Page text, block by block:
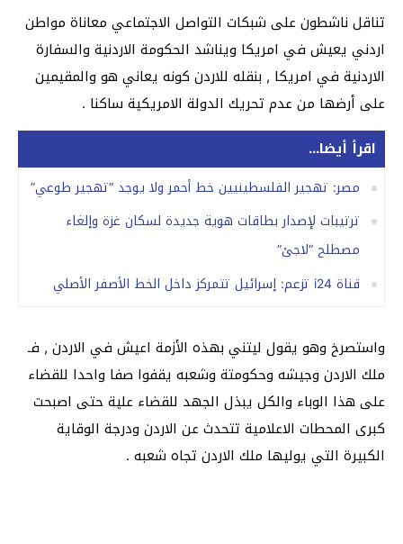
تناقل ناشطون على شبكات التواصل الاجتماعي معاناة مواطن
اردني يعيش في امريكا ويناشد الحكومة الاردنية والسفارة
الاردنية في امريكا , بنقله للاردن كونه يعاني هو والمقيمين
على أرضها من عدم تحريك الدولة الامريكية ساكنا .
اقرأ أيضا...
مصر: تهجير الفلسطينيين خط أحمر ولا يوجد “تهجير طوعي”
ترتيبات لإصدار بطاقات هوية جديدة لسكان غزة وإلغاء
مصطلح “لاجئ”
قناة i24 تزعم: إسرائيل تتمركز داخل الخط الأصفر الأصلي
واستصرخ وهو يقول ليتني بهذه الأزمة اعيش في الاردن , فـ
ملك الاردن وجيشه وحكومتة وشعبه يقفوا صفا واحدا للقضاء
على هذا الوباء والكل يبذل الجهد للقضاء علية حتى اصبحت
كبرى المحطات الاعلامية تتحدث عن الاردن ودرجة الوقاية
الكبيرة التي يوليها ملك الاردن تجاه شعبه .